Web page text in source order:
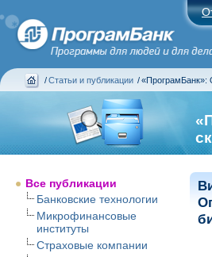
/ Статьи и публикации / «ПрограмБанк»:
Все публикации
Банковские технологии
Микрофинансовые
институты
Страховые компании